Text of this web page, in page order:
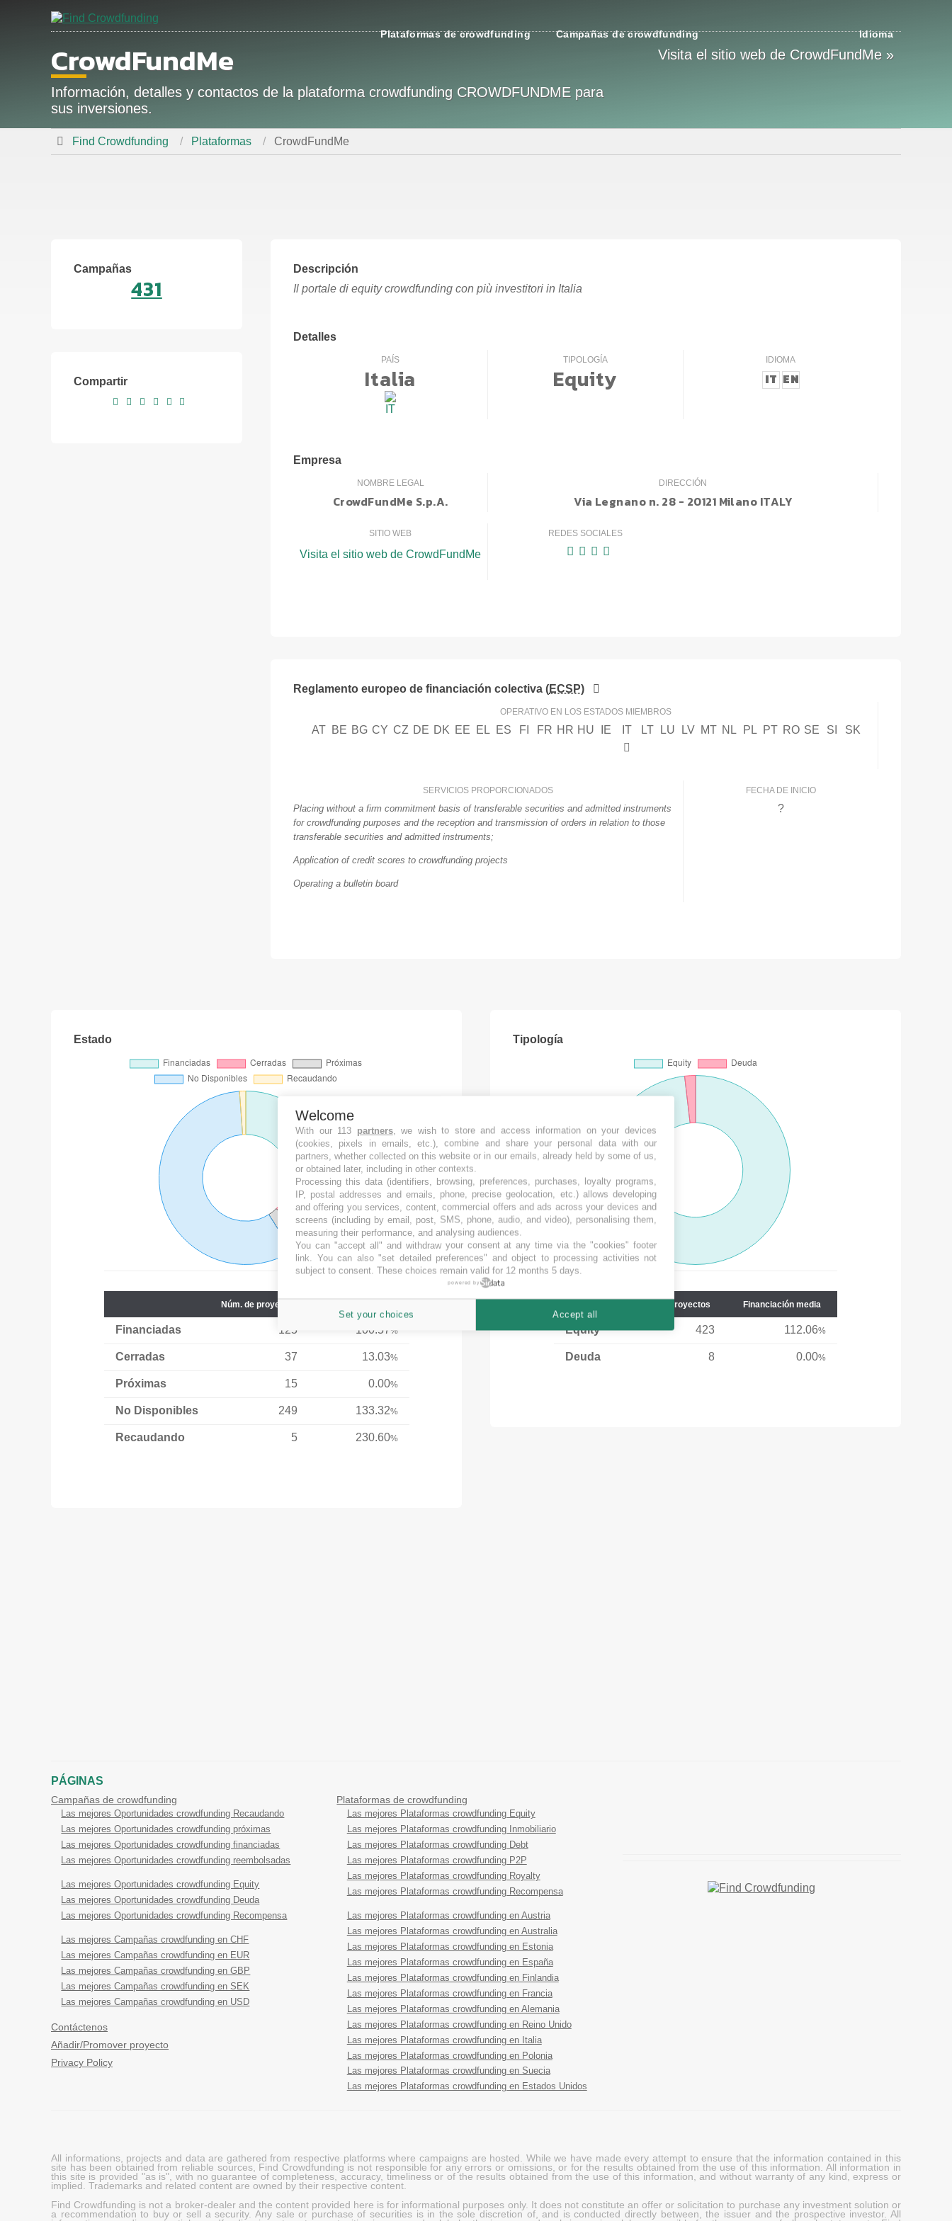
Plataformas de crowdfunding Campañas de crowdfunding Idioma
CrowdFundMe
Información, detalles y contactos de la plataforma crowdfunding CROWDFUNDME para
sus inversiones.
Visita el sitio web de CrowdFundMe »
Find Crowdfunding Plataformas CrowdFundMe
Campañas
431
Compartir
Descripción
Il portale di equity crowdfunding con più investitori in Italia
Detalles
PAÍS
Italia
TIPOLOGÍA
Equity
IDIOMA
IT EN
Empresa
NOMBRE LEGAL
CrowdFundMe S.p.A.
DIRECCIÓN
Via Legnano n. 28 - 20121 Milano ITALY
SITIO WEB
Visita el sitio web de CrowdFundMe
REDES SOCIALES
Reglamento europeo de financiación colectiva (ECSP)
OPERATIVO EN LOS ESTADOS MIEMBROS
AT BE BG CY CZ DE DK EE EL ES FI FR HR HU IE IT LT LU LV MT NL PL PT RO SE SI SK
SERVICIOS PROPORCIONADOS
Placing without a firm commitment basis of transferable securities and admitted instruments
for crowdfunding purposes and the reception and transmission of orders in relation to those
transferable securities and admitted instruments;
Application of credit scores to crowdfunding projects
Operating a bulletin board
FECHA DE INICIO
?
Estado
Núm. de proyectos
Financiadas 125 100.57 %
Cerradas 37 13.03%
Próximas 15 0.00%
No Disponibles 249 133.32%
Recaudando 5 230.60%
Tipología
Núm. de proyectos Financiación media
Equity 423 112.06%
Deuda 8 0.00%
PÁGINAS
Campañas de crowdfunding
Las mejores Oportunidades crowdfunding Recaudando
Las mejores Oportunidades crowdfunding próximas
Las mejores Oportunidades crowdfunding financiadas
Las mejores Oportunidades crowdfunding reembolsadas
Las mejores Oportunidades crowdfunding Equity
Las mejores Oportunidades crowdfunding Deuda
Las mejores Oportunidades crowdfunding Recompensa
Las mejores Campañas crowdfunding en CHF
Las mejores Campañas crowdfunding en EUR
Las mejores Campañas crowdfunding en GBP
Las mejores Campañas crowdfunding en SEK
Las mejores Campañas crowdfunding en USD
Contáctenos
Añadir/Promover proyecto
Privacy Policy
Plataformas de crowdfunding
Las mejores Plataformas crowdfunding Equity
Las mejores Plataformas crowdfunding Inmobiliario
Las mejores Plataformas crowdfunding Debt
Las mejores Plataformas crowdfunding P2P
Las mejores Plataformas crowdfunding Royalty
Las mejores Plataformas crowdfunding Recompensa
Las mejores Plataformas crowdfunding en Austria
Las mejores Plataformas crowdfunding en Australia
Las mejores Plataformas crowdfunding en Estonia
Las mejores Plataformas crowdfunding en España
Las mejores Plataformas crowdfunding en Finlandia
Las mejores Plataformas crowdfunding en Francia
Las mejores Plataformas crowdfunding en Alemania
Las mejores Plataformas crowdfunding en Reino Unido
Las mejores Plataformas crowdfunding en Italia
Las mejores Plataformas crowdfunding en Polonia
Las mejores Plataformas crowdfunding en Suecia
Las mejores Plataformas crowdfunding en Estados Unidos
All informations, projects and data are gathered from respective platforms where campaigns are hosted. While we have made every attempt to ensure that the information contained in this
site has been obtained from reliable sources, Find Crowdfunding is not responsible for any errors or omissions, or for the results obtained from the use of this information. All information in
this site is provided "as is", with no guarantee of completeness, accuracy, timeliness or of the results obtained from the use of this information, and without warranty of any kind, express or
implied. Trademarks and related content are owned by their respective content.
Find Crowdfunding is not a broker-dealer and the content provided here is for informational purposes only. It does not constitute an offer or solicitation to purchase any investment solution or
a recommendation to buy or sell a security. Any sale or purchase of securities is in the sole discretion of, and is conducted directly between, the issuer and the prospective investor. All
Welcome
With our 113 partners, we wish to store and access information on your devices
(cookies, pixels in emails, etc.), combine and share your personal data with our
partners, whether collected on this website or in our emails, already held by some of us,
or obtained later, including in other contexts.
Processing this data (identifiers, browsing, preferences, purchases, loyalty programs,
IP, postal addresses and emails, phone, precise geolocation, etc.) allows developing
and offering you services, content, commercial offers and ads across your devices and
screens (including by email, post, SMS, phone, audio, and video), personalising them,
measuring their performance, and analysing audiences.
You can "accept all" and withdraw your consent at any time via the "cookies" footer
link. You can also "set detailed preferences" and object to processing activities not
subject to consent. These choices remain valid for 12 months 5 days.
powered by
Set your choices Accept all